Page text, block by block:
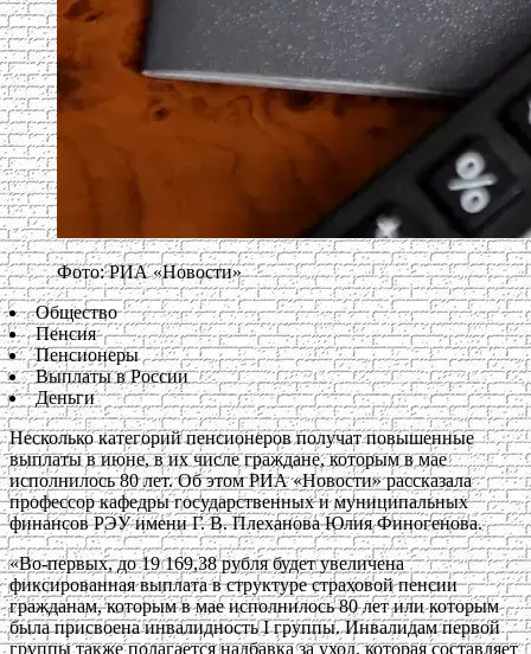
Фото: РИА «Новости»
Общество
Пенсия
Пенсионеры
Выплаты в России
Деньги
Несколько категорий пенсионеров получат повышенные
выплаты в июне, в их числе граждане, которым в мае
исполнилось 80 лет. Об этом РИА «Новости» рассказала
профессор кафедры государственных и муниципальных
финансов РЭУ имени Г. В. Плеханова Юлия Финогенова.
«Во-первых, до 19 169,38 рубля будет увеличена
фиксированная выплата в структуре страховой пенсии
гражданам, которым в мае исполнилось 80 лет или которым
была присвоена инвалидность I группы. Инвалидам первой
группы также полагается надбавка за уход, которая составляет